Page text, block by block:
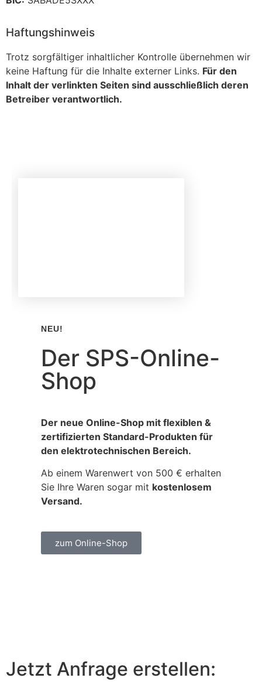
Haftungshinweis
Trotz sorgfältiger inhaltlicher Kontrolle übernehmen wir
keine Haftung für die Inhalte externer Links. Für den
Inhalt der verlinkten Seiten sind ausschließlich deren
Betreiber verantwortlich.
NEU!
Der SPS-Online-
Shop
Der neue Online-Shop mit flexiblen &
zertifizierten Standard-Produkten für
den elektrotechnischen Bereich.
Ab einem Warenwert von 500 € erhalten
Sie Ihre Waren sogar mit kostenlosem
Versand.
zum Online-Shop
Jetzt Anfrage erstellen: